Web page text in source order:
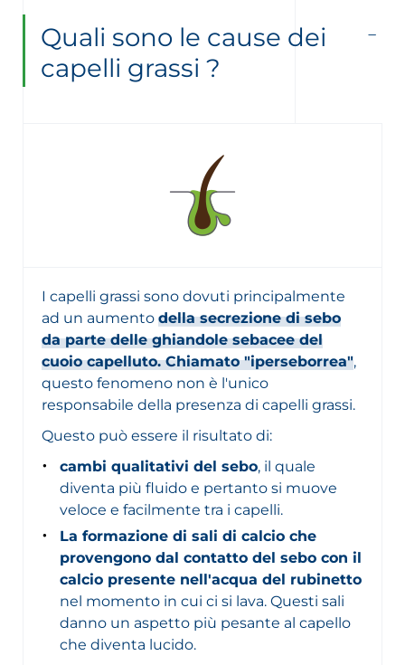
Quali sono le cause dei
capelli grassi ?
I capelli grassi sono dovuti principalmente
ad un aumento della secrezione di sebo
da parte delle ghiandole sebacee del
cuoio capelluto. Chiamato "iperseborrea",
questo fenomeno non è l'unico
responsabile della presenza di capelli grassi.
Questo può essere il risultato di:
cambi qualitativi del sebo, il quale
diventa più fluido e pertanto si muove
veloce e facilmente tra i capelli.
La formazione di sali di calcio che
provengono dal contatto del sebo con il
calcio presente nell'acqua del rubinetto
nel momento in cui ci si lava. Questi sali
danno un aspetto più pesante al capello
che diventa lucido.